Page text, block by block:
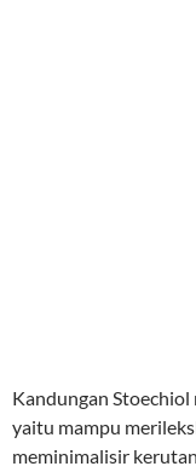
Kandungan
yaitu mampu
meminimalisir